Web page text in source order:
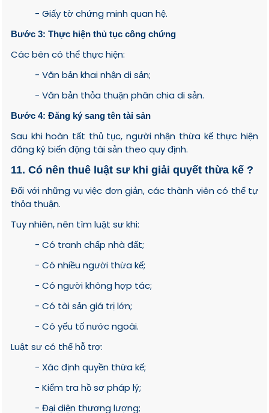
- Giấy tờ chứng minh quan hệ.
Bước 3: Thực hiện thủ tục công chứng
Các bên có thể thực hiện:
- Văn bản khai nhận di sản;
- Văn bản thỏa thuận phân chia di sản.
Bước 4: Đăng ký sang tên tài sản
Sau khi hoàn tất thủ tục, người nhận thừa kế thực hiện
đăng ký biến động tài sản theo quy định.
11. Có nên thuê luật sư khi giải quyết thừa kế ?
Đối với những vụ việc đơn giản, các thành viên có thể tự
thỏa thuận.
Tuy nhiên, nên tìm luật sư khi:
- Có tranh chấp nhà đất;
- Có nhiều người thừa kế;
- Có người không hợp tác;
- Có tài sản giá trị lớn;
- Có yếu tố nước ngoài.
Luật sư có thể hỗ trợ:
- Xác định quyền thừa kế;
- Kiểm tra hồ sơ pháp lý;
- Đại diện thương lượng;